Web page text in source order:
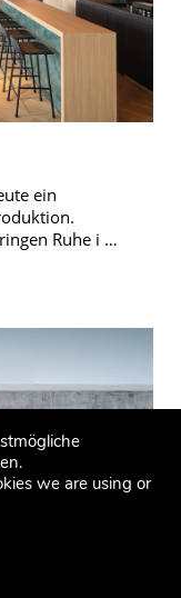
ein
Ruhe i …
we are using or